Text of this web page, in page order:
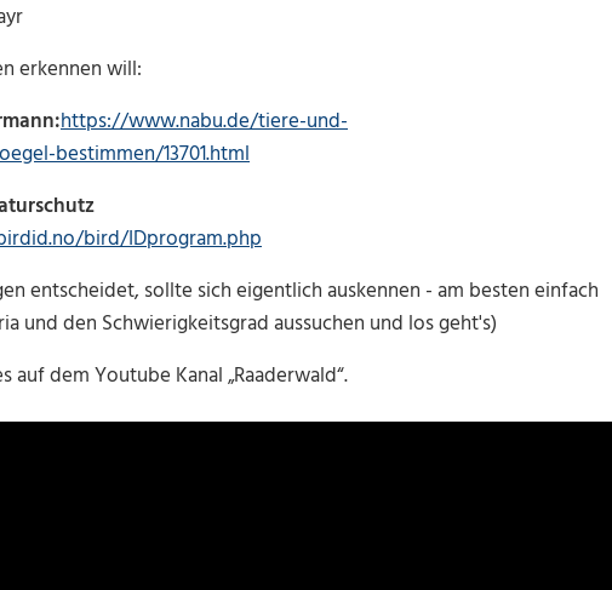
erkennen will:
https://www.nabu.de/tiere-und-
bestimmen/13701.html
bird/IDprogram.php
entscheidet, sollte sich eigentlich auskennen - am besten einfach
und den Schwierigkeitsgrad aussuchen und los geht's)
dem Youtube Kanal „Raaderwald“.